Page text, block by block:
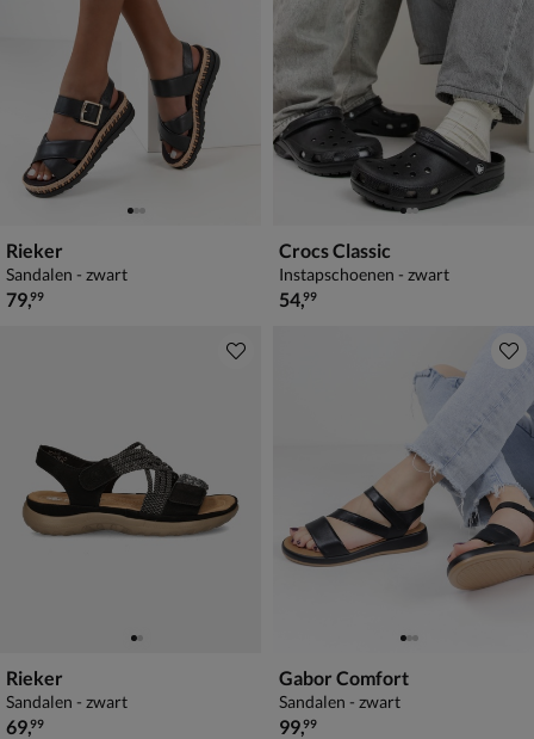
Rieker
Sandalen - zwart
€ 79,99
79,99
Crocs Classic
Instapschoenen - zwart
€ 54,99
54,99
Rieker
Sandalen - zwart
€ 69,99
69,99
Gabor Comfort
Sandalen - zwart
€ 99,99
99,99